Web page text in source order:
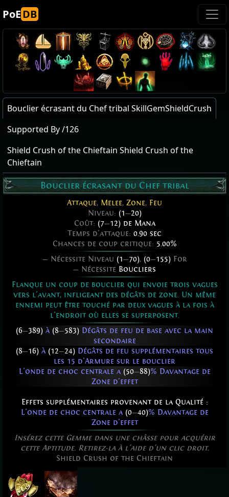
PoEDB
Bouclier écrasant du Chef tribal SkillGemShieldCrush
Supported By /126
Shield Crush of the Chieftain Shield Crush of the
Chieftain
Bouclier écrasant du Chef tribal
Attaque, Melee, Zone, Feu
Niveau: (1—20)
Coût: (7—12) de Mana
Temps d'attaque: 0.90 sec
Chances de coup critique: 5.00%
— Nécessite Niveau (1—70), (0—155)For
— Nécessite Boucliers
Flanque un coup de bouclier qui envoie trois vagues
vers l'avant, infligeant des dégâts de zone. Un même
ennemi peut être touché par deux vagues à la fois à
l'endroit où elles se superposent.
(6—389) à (8—583) Dégâts de feu de base avec la main
secondaire
(8—16) à (12—24) Dégâts de feu supplémentaires tous
les 15 d'Armure sur le bouclier
L'onde de choc centrale a (50—88)% Davantage de
Zone d'effet
Effets supplémentaires provenant de la Qualité :
L'onde de choc centrale a (0—40)% Davantage de
Zone d'effet
Insérez cette Gemme dans une châsse pour acquérir
cette Aptitude. Retirez-la à l'aide d'un clic droit.
Shield Crush of the Chieftain